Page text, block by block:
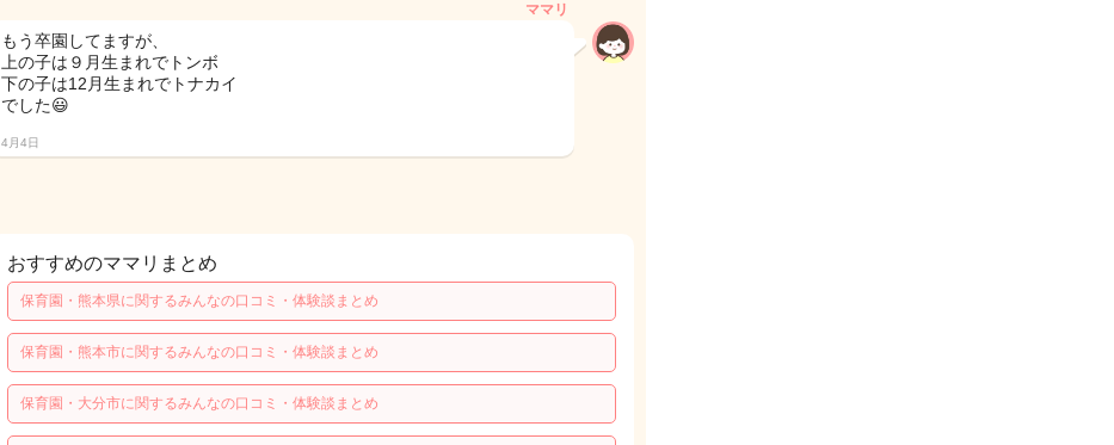
ママリ
もう卒園してますが、
上の子は９月生まれでトンボ
下の子は12月生まれでトナカイ
でした😃
4月4日
おすすめのママリまとめ
保育園・熊本県に関するみんなの口コミ・体験談まとめ
保育園・熊本市に関するみんなの口コミ・体験談まとめ
保育園・大分市に関するみんなの口コミ・体験談まとめ